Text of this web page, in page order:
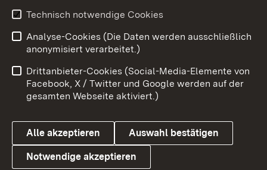
Link zum Landesportal
Impressum
Kontakt
Barrierefreiheit
Datenschutz
Cookies
Technisch notwendige Cookies
Analyse-Cookies (Die Daten werden ausschließlich
anonymisiert verarbeitet.)
Drittanbieter-Cookies (Social-Media-Elemente von
Facebook, X / Twitter und Google werden auf der
gesamten Webseite aktiviert.)
Alle akzeptieren Auswahl bestätigen
Notwendige akzeptieren